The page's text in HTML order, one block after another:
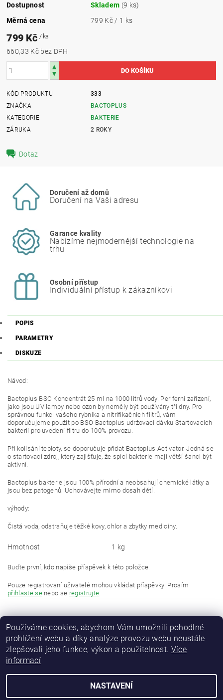
Dostupnost Skladem (9 ks)
Měrná cena
799 Kč / 1 ks
799 Kč / ks
660,33 Kč bez DPH
KÓD PRODUKTU
333
ZNAČKA
BACTOPLUS
KATEGORIE
BAKTERIE
ZÁRUKA
2 ROKY
Dotaz
Doručení až domů
Doručení na Vaši adresu
Garance kvality
Nabízíme nejmodernější technologie na
trhu
Osobní přístup
Individuální přístup k zákazníkovi
POPIS
PARAMETRY
DISKUZE
Návod:
Bactoplus BSO Koncentrát 25 ml na 1000 litrů vody. Periferní zařízení,
jako jsou UV lampy nebo ozon by neměly být používány tři dny. Pro
správnou funkci vašeho rybníka a nitrifikačních filtrů, vám
doporučujeme použít po BSO Bactoplus udržovací dávku Startovacích
bakterií pro uvedení filtru do 100% provozu.
Při kolísání teploty, se doporučuje přidat Bactoplus Activator. Jedná se
o startovací zdroj, který zajišťuje, že spící bakterie mají větší šanci být
aktivní.
Bactoplus bakterie jsou 100% přírodní a neobsahují chemické látky a
jsou bez patogenů. Uchovávejte mimo dosah dětí.
výhody:
Čistá voda, odstraňuje těžké kovy, chlor a zbytky medicíny.
Hmotnost 1 kg
Buďte první, kdo napíše příspěvek k této položce.
Pouze registrovaní uživatelé mohou vkládat příspěvky. Prosím
přihlaste senebo se registrujte
Používáme cookies, abychom Vám umožnili pohodlné
prohlížení webu a díky analýze provozu webu neustále
zlepšovali jeho funkce, výkon a použitelnost. Více
informací
NASTAVENÍ